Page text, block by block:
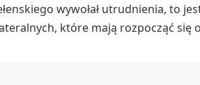
wywołał utrudnienia, to
które mają rozpocząć się